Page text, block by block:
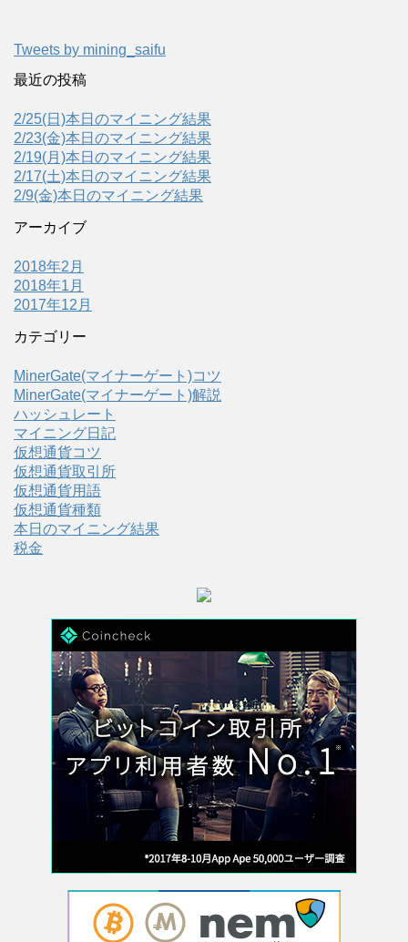
Tweets by mining_saifu
最近の投稿
2/25(日)本日のマイニング結果
2/23(金)本日のマイニング結果
2/19(月)本日のマイニング結果
2/17(土)本日のマイニング結果
2/9(金)本日のマイニング結果
アーカイブ
2018年2月
2018年1月
2017年12月
カテゴリー
MinerGate(マイナーゲート)コツ
MinerGate(マイナーゲート)解説
ハッシュレート
マイニング日記
仮想通貨コツ
仮想通貨取引所
仮想通貨用語
仮想通貨種類
本日のマイニング結果
税金